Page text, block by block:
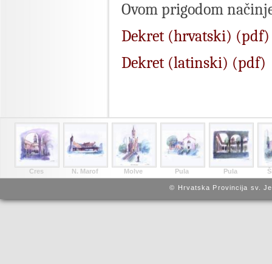
Ovom prigodom
Dekret (hrvatski) (pdf)
Dekret (latinski) (pdf)
Cres N. Marof Molve Pula Pula
© Hrvatska Provincija sv.